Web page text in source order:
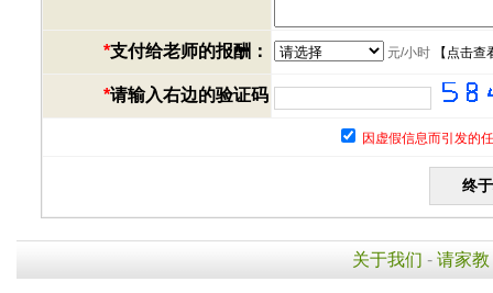
*支付给老师的报酬： 元/小时【 点击查
*请输入右边的验证码
因虚假信息而引发的
关于我们 - 请家教